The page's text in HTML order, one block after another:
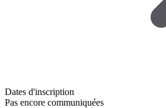
Dates d'inscription
Pas encore communiquées